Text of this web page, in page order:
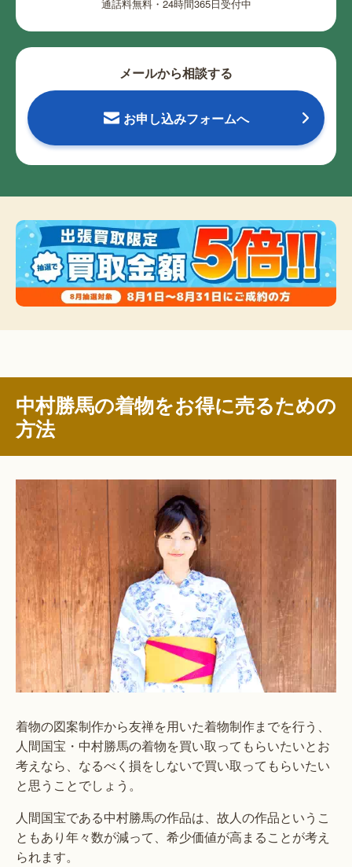
通話料無料・24時間365日受付中
メールから相談する
お申し込みフォームへ
中村勝馬の着物をお得に売るための
方法
着物の図案制作から友禅を用いた着物制作までを行う、
人間国宝・中村勝馬の着物を買い取ってもらいたいとお
考えなら、なるべく損をしないで買い取ってもらいたい
と思うことでしょう。
人間国宝である中村勝馬の作品は、故人の作品というこ
ともあり年々数が減って、希少価値が高まることが考え
られます。